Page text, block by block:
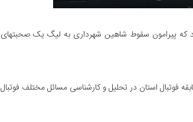
که پیرامون سقوط شاهین شهرداری به لیگ یک صحبتهای
فوتبال استان در تحلیل و کارشناسی مسائل مختلف فوتبال